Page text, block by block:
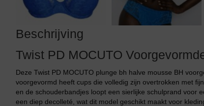
Beschrijving
Twist PD MOCUTO
Deze Twist PD MOCUTO plunge bh halve mousse BH
voorgevormd heeft cups die volledig zijn overtrokken met
en de schouderbandjes loopt een sierlijke schulprand voor
een diep decolleté, wat dit model geschikt maakt voor